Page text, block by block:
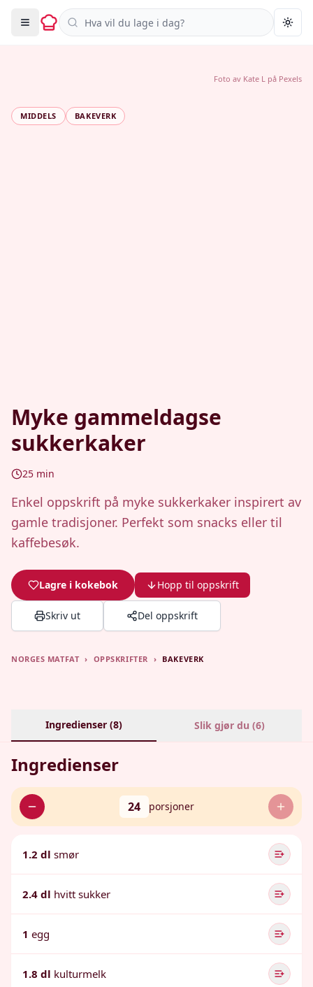
Søk i oppskrifter
MIDDELS BAKEVERK
Myke gammeldagse
sukkerkaker
25 min
Enkel oppskrift på myke sukkerkaker inspirert av
gamle tradisjoner. Perfekt som snacks eller til
kaffebesøk.
Lagre i kokebok Hopp til oppskrift
Skriv ut Del oppskrift
Foto av Kate L på Pexels
NORGES MATFAT › OPPSKRIFTER › BAKEVERK
Ingredienser (8) Slik gjør du (6)
Ingredienser
24 porsjoner
1.2 dl smør
2.4 dl hvitt sukker
1 egg
1.8 dl kulturmelk